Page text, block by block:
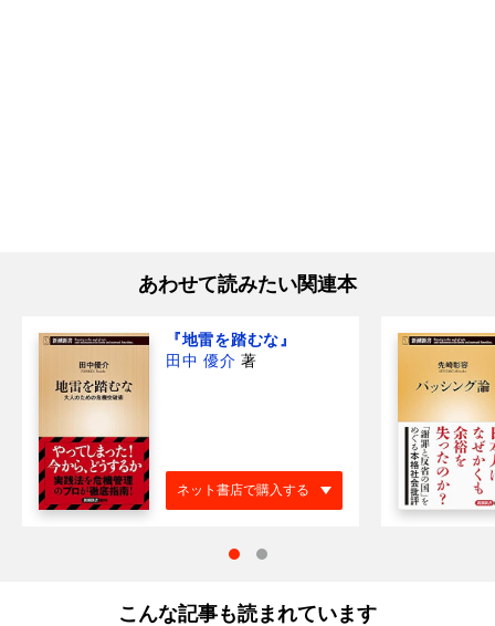
あわせて読みたい関連本
『地雷を踏むな』
田中 優介 著
ネット書店で購入する
こんな記事も読まれています